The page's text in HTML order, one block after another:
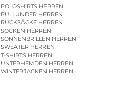
POLOSHIRTS HERREN
PULLUNDER HERREN
RUCKSÄCKE HERREN
SOCKEN HERREN
SONNENBRILLEN HERREN
SWEATER HERREN
T-SHIRTS HERREN
UNTERHEMDEN HERREN
WINTERJACKEN HERREN